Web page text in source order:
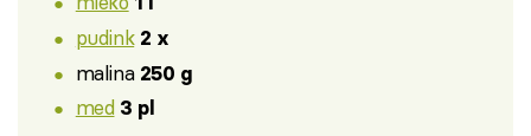
pudink 2 x
malina 250 g
med 3 pl